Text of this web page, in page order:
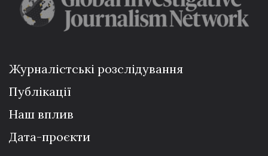
Журналістські розслідування
Публікації
Наш вплив
Дата-проєкти